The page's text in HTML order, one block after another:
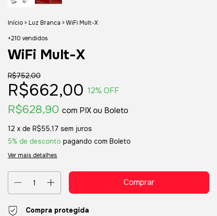
Início > Luz Branca >WiFi Mult-X
+210 vendidos
WiFi Mult-X
R$752,00
R$662,00 12% OFF
R$628,90 com Boleto
12 x de R$55,17 sem juros
5% de desconto pagando com Boleto
Ver mais detalhes
Compra protegida